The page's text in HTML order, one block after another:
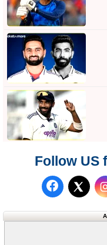
Follow US
Follow us